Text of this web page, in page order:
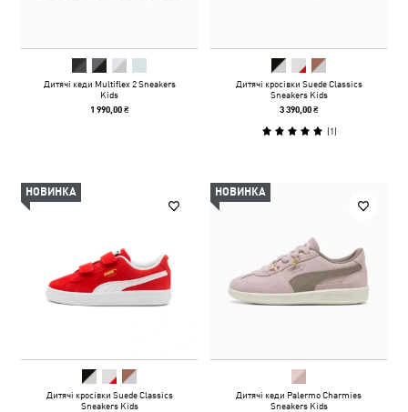
Дитячі кеди Multiflex 2 Sneakers
Kids
1 990,00 ₴
Дитячі кросівки Suede Classics
Sneakers Kids
3 390,00 ₴
(1)
НОВИНКА
Дитячі кросівки Suede Classics
Sneakers Kids
НОВИНКА
Дитячі кеди Palermo Charmies
Sneakers Kids